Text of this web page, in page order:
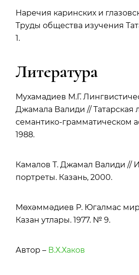
Наречия каринских и
Труды общества изучения
1.
Литература
Мухамадиев М.Г.
Джамала Валиди // Татарская
семантико-грамматическом
1988.
Камалов Т. Джамал Валиди //
портреты. Казань, 2000.
Мөхәммәдиев Р. Югалмас
Казан утлары. 1977. № 9.
Автор – В.Х.Хаков